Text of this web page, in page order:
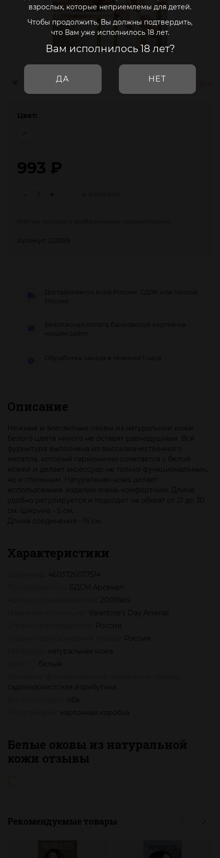
взрослых, которые неприемлемы для детей.
Чтобы продолжить, Вы должны подтвердить,
что Вам уже исполнилось 18 лет.
Вам исполнилось 18 лет?
ДА НЕТ
Цвет:
993 ₽
Артикул: 223509
Доставляем по всей России: СДЭК или почтой
Безопасная оплата банковской картой на
нашем сайте.
Обработка заказа в течении 1 часа
Описание
Нежные и элегантные оковы из натуральной кожи
белого цвета никого не оставят равнодушным. Вся
фурнитура выполнена из высококачественного
металла, который гармонично сочетается с белой
кожей и делает аксессуар не только функциональным,
но и стильным. Натуральная кожа делает
использование изделия очень комфортным. Длина
удобно регулируется и подходит на обхват от 21 до 30
см. Ширина - 5 см.
Длина соединения - 15 см.
Характеристики
4603726077514
БДСМ Арсенал
20019ars
Valentine's Day Arsenal
Россия
Россия
натуральная кожа
белый
садомазохистская атрибутика
оба
картонная коробка
Белые оковы из натуральной
кожи отзывы
Рекомендуемые товары